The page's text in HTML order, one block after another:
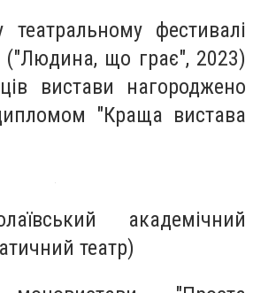
театральному фестивалі
("Людина, що грає", 2023)
вистави нагороджено
"Краща вистава
академічний
театр)